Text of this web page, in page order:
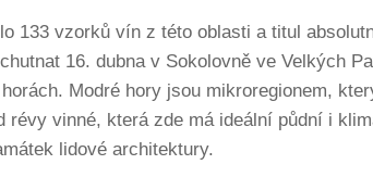
133 vzorků vín z této oblasti a titul
16. dubna v Sokolovně ve Velkých
Modré hory jsou mikroregionem,
vinné, která zde má ideální půdní i
lidové architektury.